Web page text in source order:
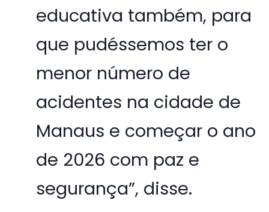
educativa também, para
que pudéssemos ter o
menor número de
acidentes na cidade de
Manaus e começar o ano
de 2026 com paz e
segurança”, disse.